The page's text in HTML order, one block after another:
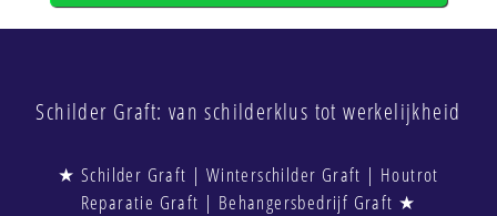
Schilder Graft: van schilderklus tot werkelijkheid
★ Schilder Graft | Winterschilder Graft | Houtrot
Reparatie Graft | Behangersbedrijf Graft ★